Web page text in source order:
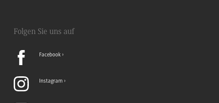
Folgen Sie uns auf
Facebook
Instagram